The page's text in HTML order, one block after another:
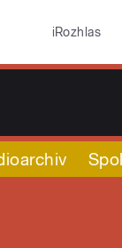
iRozhlas